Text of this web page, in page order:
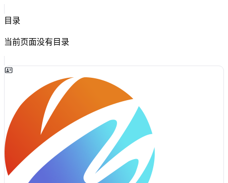
目录
当前页面没有目录